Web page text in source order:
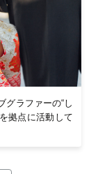
グラファーの“し
拠点に活動して